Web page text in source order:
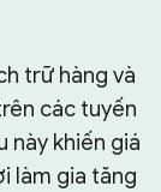
trữ hàng và
các tuyến
này khiến giá
làm gia tăng